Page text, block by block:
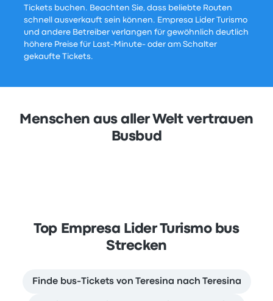
Tickets buchen. Beachten Sie, dass beliebte Routen
schnell ausverkauft sein können. Empresa Lider Turismo
und andere Betreiber verlangen für gewöhnlich deutlich
höhere Preise für Last-Minute- oder am Schalter
gekaufte Tickets.
Menschen aus aller Welt vertrauen
Busbud
Top Empresa Lider Turismo bus
Strecken
Finde bus-Tickets von Teresina nach Teresina